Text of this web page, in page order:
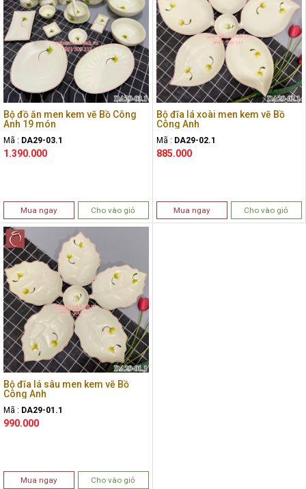
Bộ đồ ăn men kem vẽ Bồ Công
Anh 19 món
Mã : DA29-03.1
1.390.000
Mua ngay Cho vào giỏ
Bộ đĩa lá xoài men kem vẽ Bồ
Công Anh
Mã : DA29-02.1
885.000
Mua ngay Cho vào giỏ
Bộ đĩa lá sâu men kem vẽ Bồ
Công Anh
Mã : DA29-01.1
990.000
Mua ngay Cho vào giỏ